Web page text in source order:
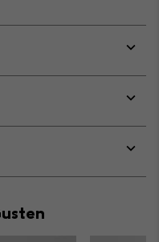
or
or
or